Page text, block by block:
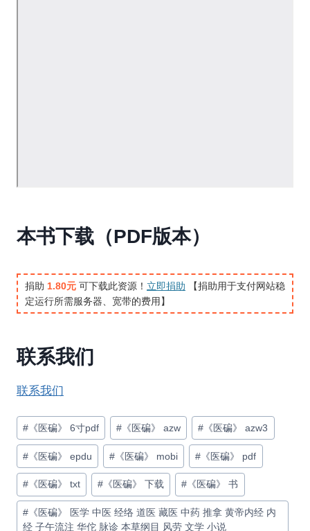
本书下载（PDF版本）
捐助 1.80元 可下载此资源！ 立即捐助 【捐助用于支付网站稳
定运行所需服务器、宽带的费用】
联系我们
联系我们
文
章
标
签：
# 《医碥》 6寸pdf # 《医碥》 azw # 《医碥》 azw3
# 《医碥》 epdu # 《医碥》 mobi # 《医碥》 pdf
# 《医碥》 txt # 《医碥》 下载 # 《医碥》 书
# 《医碥》 医学 中医 经络 道医 藏医 中药 推拿 黄帝内经 内
经 子午流注 华佗 脉诊 本草纲目 风劳 文学 小说